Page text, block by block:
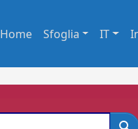
Home Sfoglia IT